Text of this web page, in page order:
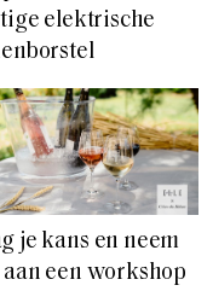
elektrische
je kans en neem
aan een workshop